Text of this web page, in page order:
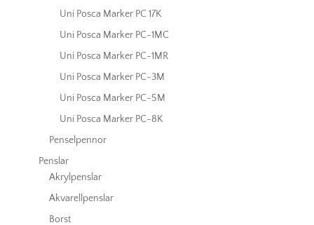
Uni Posca Marker PC 17K
Uni Posca Marker PC-1MC
Uni Posca Marker PC-1MR
Uni Posca Marker PC-3M
Uni Posca Marker PC-5M
Uni Posca Marker PC-8K
Penselpennor
Penslar
Akrylpenslar
Akvarellpenslar
Borst